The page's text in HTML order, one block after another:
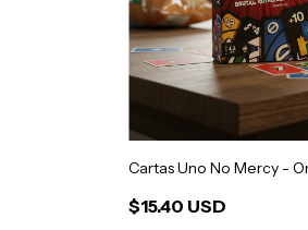
Cartas Uno No Mercy -
$15.40 USD